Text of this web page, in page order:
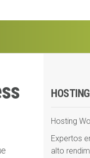
Hosting
Expertos
alto